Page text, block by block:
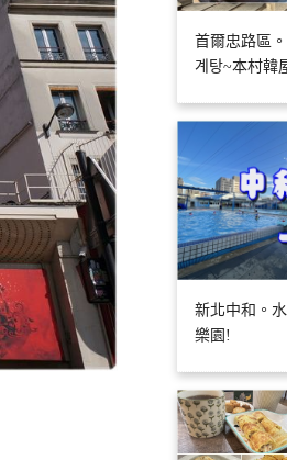
首爾忠路區
계탕~本村韓
新北中和。
樂園!